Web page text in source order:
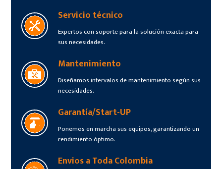
Servicio técnico
Expertos con soporte para la solución exacta para
sus necesidades.
Mantenimiento
Diseñamos intervalos de mantenimiento según sus
necesidades.
Garantía/Start-UP
Ponemos en marcha sus equipos, garantizando un
rendimiento óptimo.
Envios a Toda Colombia